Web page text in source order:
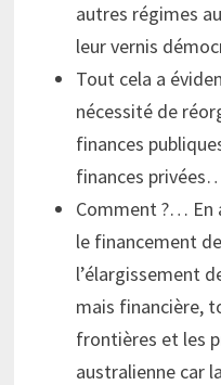
autres régimes
leur vernis
Tout cela a
nécessité de
finances
finances
Comment ?… En
le financement
l’élargissement
mais financière,
frontières et les
australienne car